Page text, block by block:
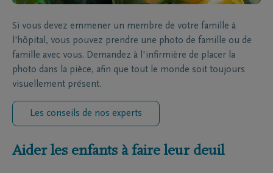
Si vous devez emmener un membre de votre famille à
l'hôpital, vous pouvez prendre une photo de famille ou de
famille avec vous. Demandez à l'infirmière de placer la
photo dans la pièce, afin que tout le monde soit toujours
visuellement présent.
Les conseils de nos experts
Aider les enfants à faire leur deuil